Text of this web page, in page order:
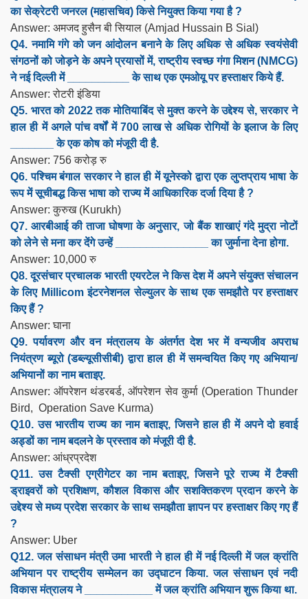
का सेक्रेटरी जनरल (महासचिव) किसे नियुक्त किया गया है ?
Answer: अमजद हुसैन बी सियाल (Amjad Hussain B Sial)
Q4. नमामि गंगे को जन आंदोलन बनाने के लिए अधिक से अधिक स्वयंसेवी
संगठनों को जोड़ने के अपने प्रयासों में, राष्ट्रीय स्वच्छ गंगा मिशन (NMCG)
ने नई दिल्ली में __________ के साथ एक एमओयू पर हस्ताक्षर किये हैं.
Answer: रोटरी इंडिया
Q5. भारत को 2022 तक मोतियाबिंद से मुक्त करने के उद्देश्य से, सरकार ने
हाल ही में अगले पांच वर्षों में 700 लाख से अधिक रोगियों के इलाज के लिए
_______ के एक कोष को मंजूरी दी है.
Answer: 756 करोड़ रु
Q6. पश्चिम बंगाल सरकार ने हाल ही में यूनेस्को द्वारा एक लुप्तप्राय भाषा के
रूप में सूचीबद्ध किस भाषा को राज्य में आधिकारिक दर्जा दिया है ?
Answer: कुरुख (Kurukh)
Q7. आरबीआई की ताजा घोषणा के अनुसार, जो बैंक शाखाएं गंदे मुद्रा नोटों
को लेने से मना कर देंगे उन्हें _______________ का जुर्माना देना होगा.
Answer: 10,000 रु
Q8. दूरसंचार प्रचालक भारती एयरटेल ने किस देश में अपने संयुक्त संचालन
के लिए Millicom इंटरनेशनल सेल्युलर के साथ एक समझौते पर हस्ताक्षर
किए हैं ?
Answer: घाना
Q9. पर्यावरण और वन मंत्रालय के अंतर्गत देश भर में वन्यजीव अपराध
नियंत्रण ब्यूरो (डब्ल्यूसीसीबी) द्वारा हाल ही में समन्वयित किए गए अभियान/
अभियानों का नाम बताइए.
Answer: ऑपरेशन थंडरबर्ड, ऑपरेशन सेव कुर्मा (Operation Thunder
Bird, Operation Save Kurma)
Q10. उस भारतीय राज्य का नाम बताइए, जिसने हाल ही में अपने दो हवाई
अड्डों का नाम बदलने के प्रस्ताव को मंजूरी दी है.
Answer: आंध्रप्रदेश
Q11. उस टैक्सी एग्रीगेटर का नाम बताइए, जिसने पूरे राज्य में टैक्सी
ड्राइवरों को प्रशिक्षण, कौशल विकास और सशक्तिकरण प्रदान करने के
उद्देश्य से मध्य प्रदेश सरकार के साथ समझौता ज्ञापन पर हस्ताक्षर किए गए हैं
?
Answer: Uber
Q12. जल संसाधन मंत्री उमा भारती ने हाल ही में नई दिल्ली में जल क्रांति
अभियान पर राष्ट्रीय सम्मेलन का उद्घाटन किया. जल संसाधन एवं नदी
विकास मंत्रालय ने ___________ में जल क्रांति अभियान शुरू किया था.